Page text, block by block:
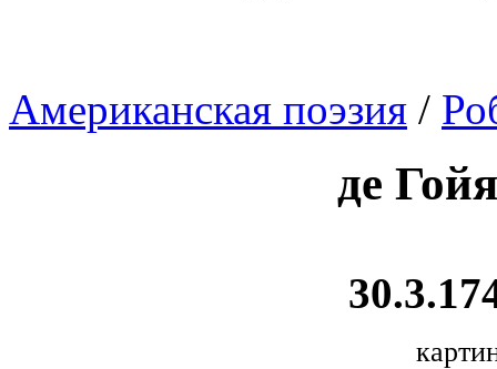
Американская поэзия /
де